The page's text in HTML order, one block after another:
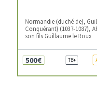
Normandie (duché de),
Conquérant) (1037-1087),
son fils Guillaume le Roux
500€ TB+